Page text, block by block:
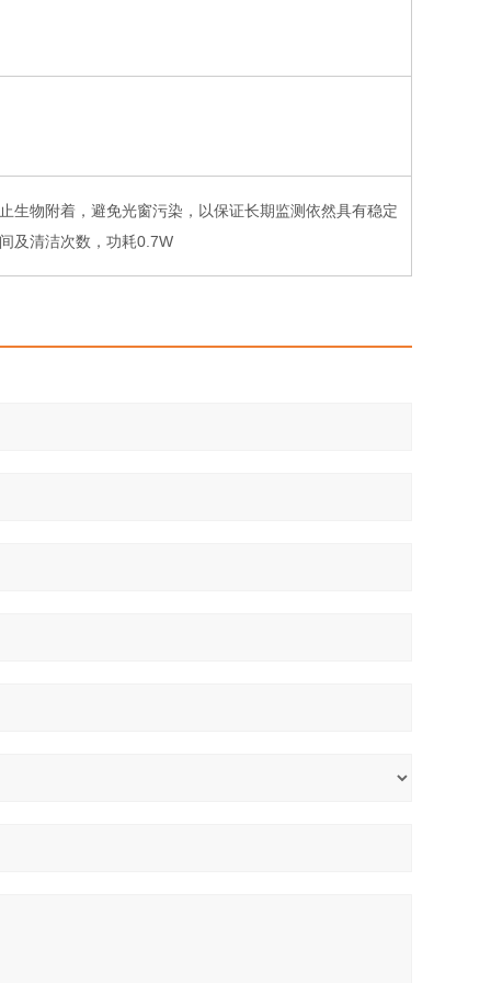
生物附着，避免光窗污染，以保证长期监测依然具有稳定
及清洁次数，功耗0.7W